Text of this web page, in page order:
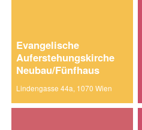
Evangelische
Auferstehungskirche
Neubau/Fünfhaus
Lindengasse 44a, 1070 Wien